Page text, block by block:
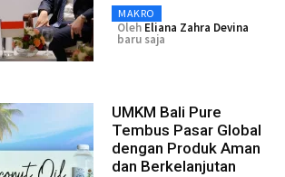
MAKRO
Oleh Eliana Zahra Devina
baru saja
UMKM Bali Pure
Tembus Pasar Global
dengan Produk Aman
dan Berkelanjutan